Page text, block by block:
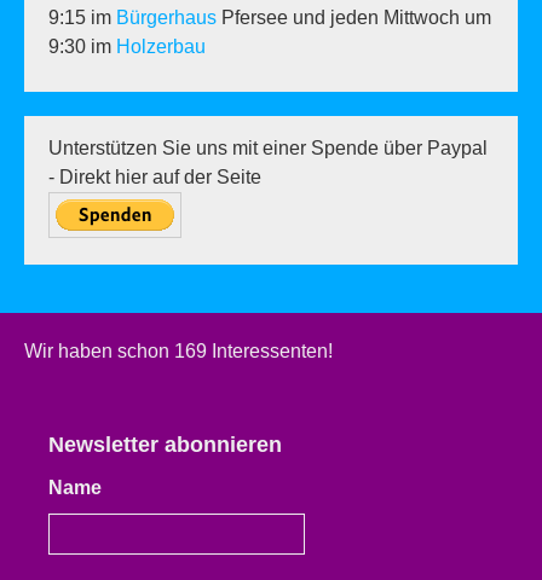
9:15 im Bürgerhaus Pfersee und jeden Mittwoch um
9:30 im Holzerbau
Unterstützen Sie uns mit einer Spende über Paypal
- Direkt hier auf der Seite
Wir haben schon 169 Interessenten!
Newsletter abonnieren
Name